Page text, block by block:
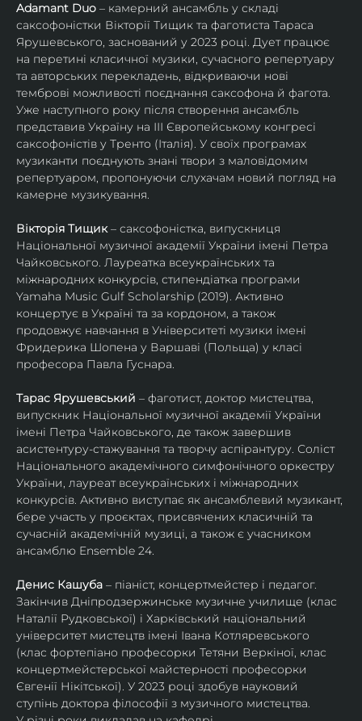
Adamant Duo – камерний ансамбль у складі
саксофоністки Вікторії Тищик та фаготиста Тараса
Ярушевського, заснований у 2023 році. Дует працює
на перетині класичної музики, сучасного репертуару
та авторських перекладень, відкриваючи нові
темброві можливості поєднання саксофона й фагота.
Уже наступного року після створення ансамбль
представив Україну на ІІІ Європейському конгресі
саксофоністів у Тренто (Італія). У своїх програмах
музиканти поєднують знані твори з маловідомим
репертуаром, пропонуючи слухачам новий погляд на
камерне музикування.
Вікторія Тищик – саксофоністка, випускниця
Національної музичної академії України імені Петра
Чайковського. Лауреатка всеукраїнських та
міжнародних конкурсів, стипендіатка програми
Yamaha Music Gulf Scholarship (2019). Активно
концертує в Україні та за кордоном, а також
продовжує навчання в Університеті музики імені
Фридерика Шопена у Варшаві (Польща) у класі
професора Павла Гуснара.
Тарас Ярушевський – фаготист, доктор мистецтва,
випускник Національної музичної академії України
імені Петра Чайковського, де також завершив
асистентуру-стажування та творчу аспірантуру. Соліст
Національного академічного симфонічного оркестру
України, лауреат всеукраїнських і міжнародних
конкурсів. Активно виступає як ансамблевий музикант,
бере участь у проєктах, присвячених класичній та
сучасній академічній музиці, а також є учасником
ансамблю Ensemble 24.
Денис Кашуба – піаніст, концертмейстер і педагог.
Закінчив Дніпродзержинське музичне училище (клас
Наталії Рудковської) і Харківський національний
університет мистецтв імені Івана Котляревського
(клас фортепіано професорки Тетяни Веркіної, клас
концертмейстерської майстерності професорки
Євгенії Нікітської). У 2023 році здобув науковий
ступінь доктора філософії з музичного мистецтва.